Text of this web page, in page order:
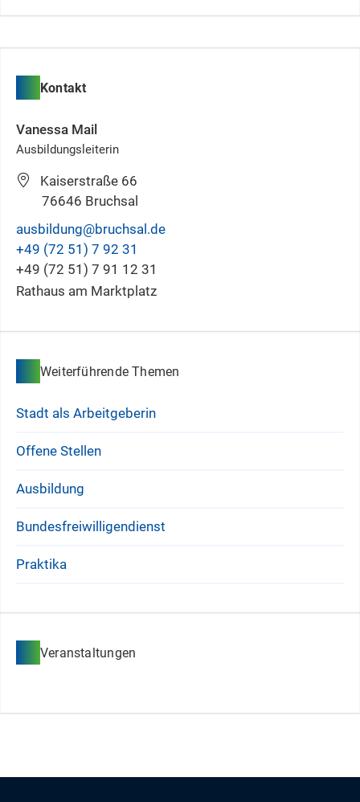
Kontakt
Vanessa Mail
Ausbildungsleiterin
Kaiserstraße 66
76646 Bruchsal
ausbildung@bruchsal.de
+49 (72 51) 7 92 31
+49 (72 51) 7 91 12 31
Rathaus am Marktplatz
Weiterführende Themen
Stadt als Arbeitgeberin
Offene Stellen
Ausbildung
Bundesfreiwilligendienst
Praktika
Veranstaltungen